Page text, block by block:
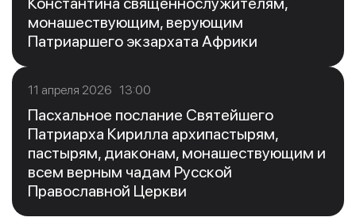
монашествующим, верующим
Патриаршего экзархата Африки
11 апреля 2026 13:00
Пасхальное послание Святейшего
Патриарха Кирилла архипастырям,
пастырям, диаконам, монашествующим и
всем верным чадам Русской
Православной Церкви